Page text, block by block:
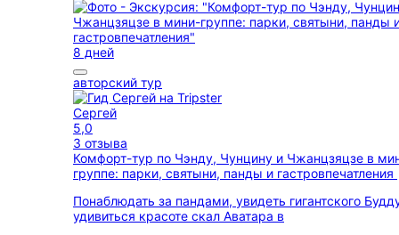
8 дней
авторский тур
Сергей
5,0
3 отзыва
Комфорт-тур по Чэнду, Чунцину и Чжанцзяцзе в
группе: парки, святыни, панды и гастровпечатления
Понаблюдать за пандами, увидеть гигантского
удивиться красоте скал Аватара в